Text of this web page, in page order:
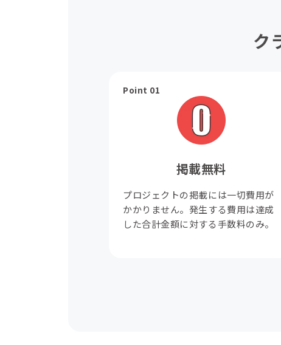
ク
Point 01
掲載無料
プロジェクトの掲載には一切費用が
かかりません。発生する費用は達成
した合計金額に対する手数料のみ。